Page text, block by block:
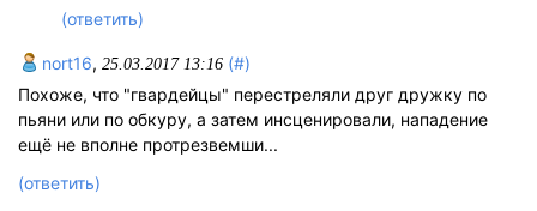
(ответить)
nort16, 25.03.2017 13:16 (#)
Похоже, что "гвардейцы" перестреляли друг дружку по
пьяни или по обкуру, а затем инсценировали, нападение
ещё не вполне протрезвемши...
(ответить)